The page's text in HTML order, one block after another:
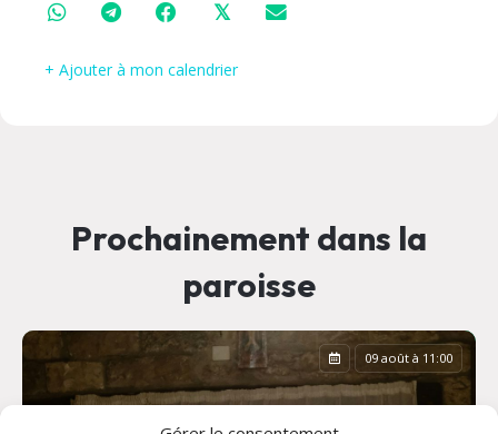
𝕏
+ Ajouter à mon calendrier
Prochainement dans la
paroisse
09 août à 11:00